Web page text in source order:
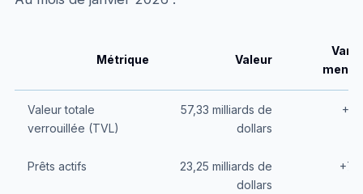
Métrique Valeur
Valeur totale
verrouillée (TVL)
57,33 milliards de
dollars
Prêts actifs
23,25 milliards de
dollars